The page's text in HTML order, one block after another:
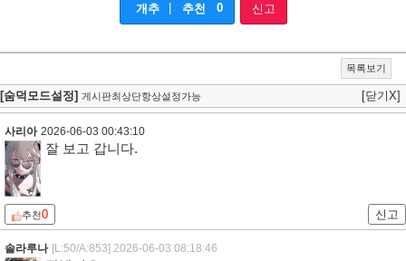
개추 추천 0 신고
목록보기
[숨덕모드설정] 게시판최상단항상설정가능 [닫기X]
사리아 2026-06-03 00:43:10
잘 보고 갑니다.
추천0 신고
솔라루나 [L:50/A:853] 2026-06-03 08:18:46